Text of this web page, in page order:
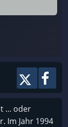
... oder
Im Jahr 1994